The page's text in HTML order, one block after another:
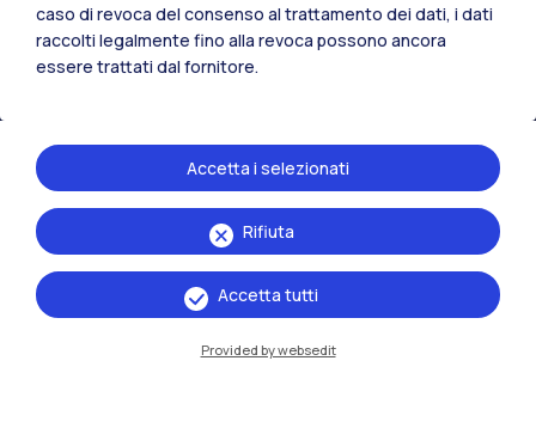
Tutti i siti dell’ecosistema
caso di revoca del consenso al trattamento dei dati, i dati
raccolti legalmente fino alla revoca possono ancora
essere trattati dal fornitore.
Rifiuta
Accetta i selezionati
Accetta tutti
Provided by websedit